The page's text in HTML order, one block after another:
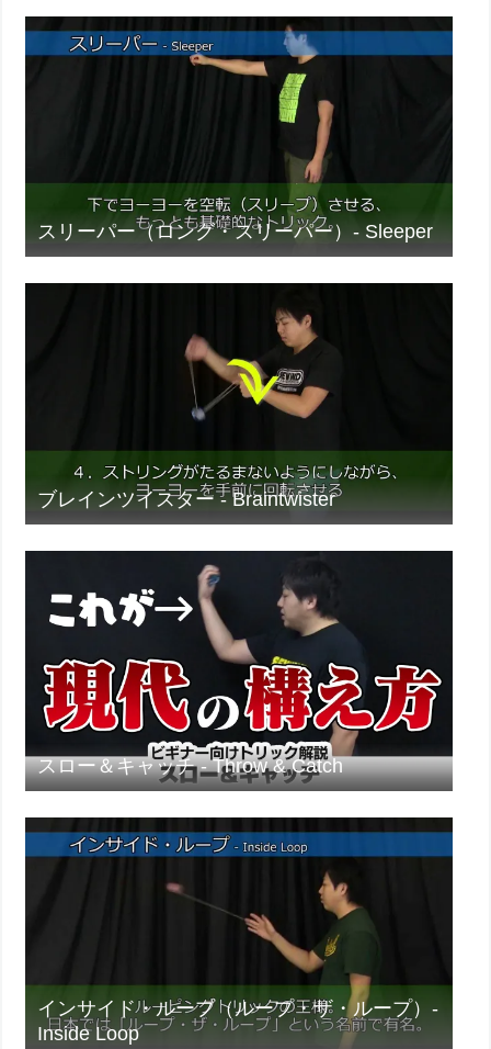
スリーパー（ロング・スリーパー）- Sleeper
ブレインツイスター - Braintwister
スロー＆キャッチ - Throw & Catch
インサイド・ループ（ループ・ザ・ループ）-
Inside Loop